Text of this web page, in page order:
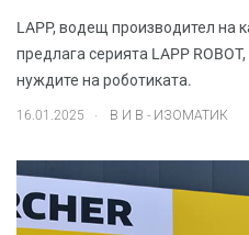
LAPP, водещ производител на
предлага серията LAPP
нуждите на роботиката.
16.01.2025 . В И В - ИЗОМАТИК